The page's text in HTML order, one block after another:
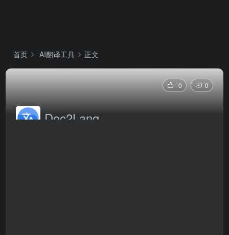
首页 AI翻译工具 正文
0 0
Doc2Lang